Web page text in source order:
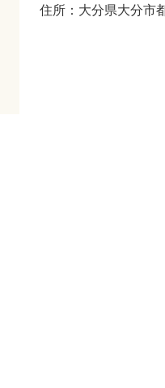
住所：大分県大分市